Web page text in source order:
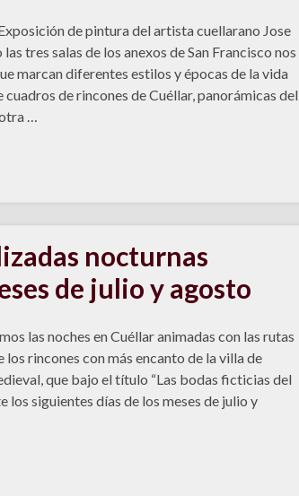
de pintura del artista cuellarano Jose
tres salas de los anexos de San Francisco nos
marcan diferentes estilos y épocas de la vida
de rincones de Cuéllar, panorámicas del
…
nocturnas
de julio y agosto
las noches en Cuéllar animadas con las rutas
rincones con más encanto de la villa de
que bajo el título “Las bodas ficticias del
los siguientes días de los meses de julio y